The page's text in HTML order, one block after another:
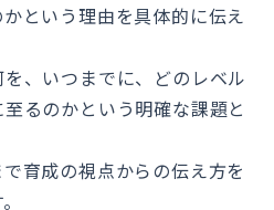
という理由を具体的に伝え
、いつまでに、どのレベル
るのかという明確な課題と
育成の視点からの伝え方を